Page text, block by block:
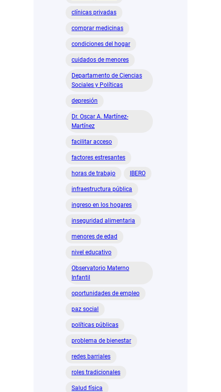
clínicas privadas
comprar medicinas
condiciones del hogar
cuidados de menores
Departamento de Ciencias
Sociales y Políticas
depresión
Dr. Oscar A. Martínez-
Martínez
facilitar acceso
factores estresantes
horas de trabajo IBERO
infraestructura pública
ingreso en los hogares
inseguridad alimentaria
menores de edad
nivel educativo
Observatorio Materno
Infantil
oportunidades de empleo
paz social
políticas públicas
problema de bienestar
redes barriales
roles tradicionales
Salud física